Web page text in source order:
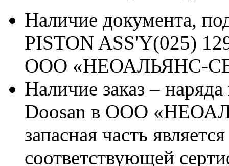
Наличие документа,
PISTON ASS'Y(025)
ООО «НЕОАЛЬЯНС-
Наличие заказ –
Doosan в ООО
запасная часть
соответствующей